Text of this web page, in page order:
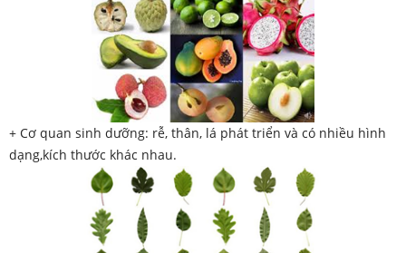
+ Cơ quan sinh dưỡng: rễ, thân, lá phát triển và có nhiều hình
dạng,kích thước khác nhau.